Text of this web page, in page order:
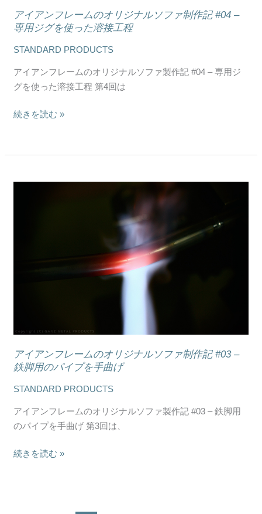
アイアンフレームのオリジナルソファ制作記 #04 –
専用ジグを使った溶接工程
STANDARD PRODUCTS
アイアンフレームのオリジナルソファ製作記 #04 – 専用ジ
グを使った溶接工程 第4回は
ジ
ナ
ソ
フ
ァ
作
–
程
続きを読む »
アイアンフレームのオリジナルソファ制作記 #03 –
鉄脚用のパイプを手曲げ
STANDARD PRODUCTS
アイアンフレームのオリジナルソファ製作記 #03 – 鉄脚用
のパイプを手曲げ 第3回は、
リ
ジ
ナ
ソ
フ
ァ
作
続きを読む »